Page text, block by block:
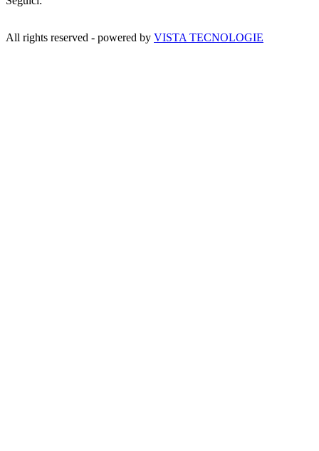
All rights reserved - powered by VISTA TECNOLOGIE